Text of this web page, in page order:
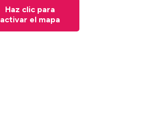
Haz clic para
activar el mapa